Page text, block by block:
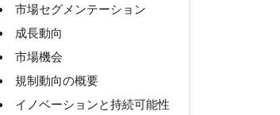
市場セグメンテーション
成長動向
市場機会
規制動向の概要
イノベーションと持続可能性